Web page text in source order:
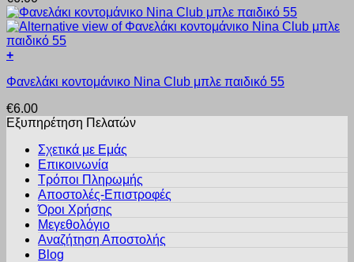
στη
σελίδα
του
προϊόντος
πολλαπλές
παραλλαγές.
Οι
επιλογές
να
στη
σελίδα
προϊόντος
+
το
έχει
πολλαπλές
επιλογές
μπορούν
επιλεγούν
σελίδα
Φανελάκι κοντομάνικο Nina Club μπλε παιδικό 55
€6.00
Εξυπηρέτηση Πελατών
Σχετικά με Εμάς
Επικοινωνία
Τρόποι Πληρωμής
Αποστολές-Επιστροφές
Όροι Χρήσης
Μεγεθολόγιο
Αναζήτηση Αποστολής
Blog